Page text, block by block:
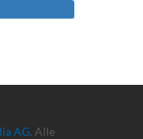
AG. Alle